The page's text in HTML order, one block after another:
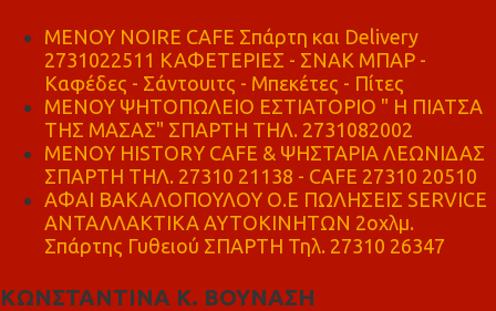
MENOY NOIRE CAFE Σπάρτη και Delivery
2731022511 ΚΑΦΕΤΕΡΙΕΣ - ΣΝΑΚ ΜΠΑΡ -
Καφέδες - Σάντουιτς - Μπεκέτες - Πίτες
ΜΕΝΟΥ ΨΗΤΟΠΩΛΕΙΟ ΕΣΤΙΑΤΟΡΙΟ " Η ΠΙΑΤΣΑ
ΤΗΣ ΜΑΣΑΣ" ΣΠΑΡΤΗ ΤΗΛ. 2731082002
ΜΕΝΟΥ HISTORY CAFE & ΨΗΣΤΑΡΙΑ ΛΕΩΝΙΔΑΣ
ΣΠΑΡΤΗ ΤΗΛ. 27310 21138 - CAFE 27310 20510
ΑΦΑΙ ΒΑΚΑΛΟΠΟΥΛΟΥ Ο.Ε ΠΩΛΗΣΕΙΣ SERVICE
ΑΝΤΑΛΛΑΚΤΙΚΑ ΑΥΤΟΚΙΝΗΤΩΝ 2οχλμ.
Σπάρτης Γυθειού ΣΠΑΡΤΗ Τηλ. 27310 26347
ΚΩΝΣΤΑΝΤΙΝΑ Κ. ΒΟΥΝΑΣΗ